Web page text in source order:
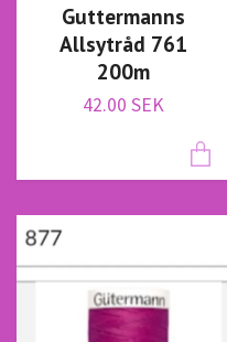
Guttermanns
Allsytråd 761
200m
42.00 SEK